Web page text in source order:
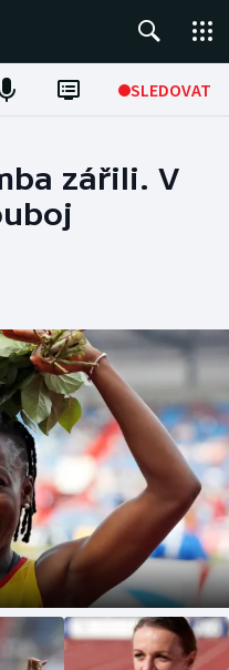
SLEDOVAT
zářili. V